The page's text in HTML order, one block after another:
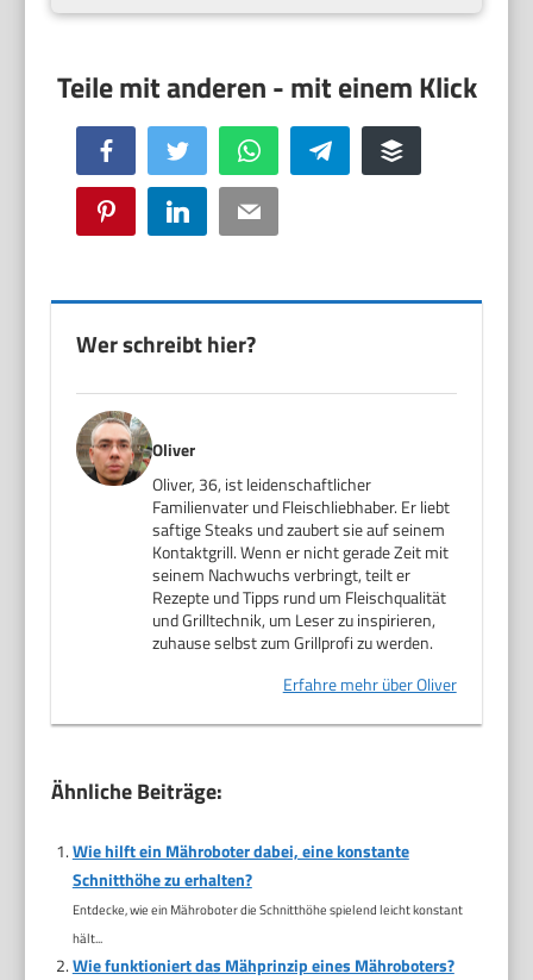
Facebook Twitter WhatsApp Telegram Buffer
Pinterest LinkedIn Email
Wer schreibt hier?
Oliver
Oliver, 36, ist leidenschaftlicher
Familienvater und Fleischliebhaber. Er liebt
saftige Steaks und zaubert sie auf seinem
Kontaktgrill. Wenn er nicht gerade Zeit mit
seinem Nachwuchs verbringt, teilt er
Rezepte und Tipps rund um Fleischqualität
und Grilltechnik, um Leser zu inspirieren,
zuhause selbst zum Grillprofi zu werden.
Erfahre mehr über Oliver
Ähnliche Beiträge:
Wie hilft ein Mähroboter dabei, eine konstante
Schnitthöhe zu erhalten?
Entdecke, wie ein Mähroboter die Schnitthöhe spielend leicht konstant
hält...
Wie funktioniert das Mähprinzip eines Mähroboters?